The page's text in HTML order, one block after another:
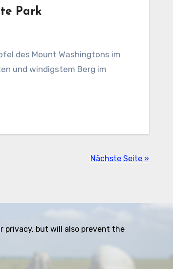
Park
des Mount Washingtons im
und windigstem Berg im
Nächste Seite »
privacy, but will also prevent the